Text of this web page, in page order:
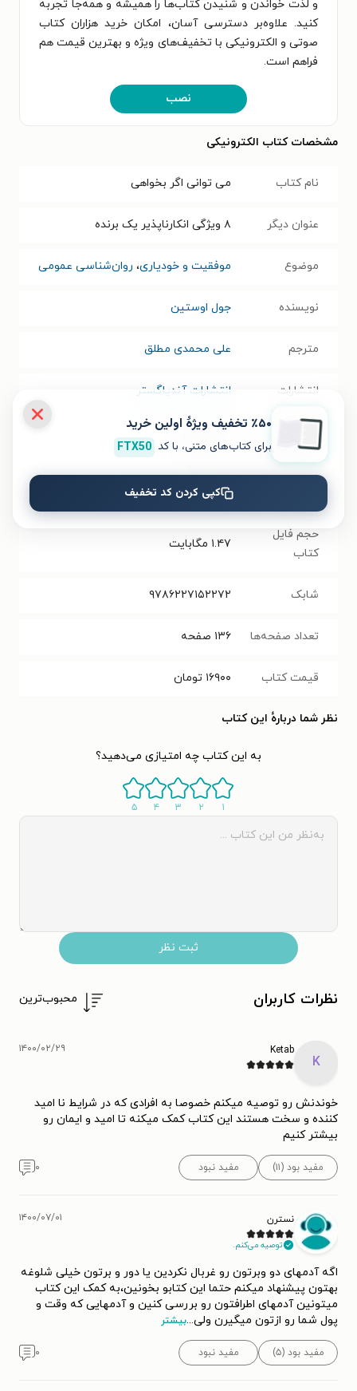
و لذت خواندن و شنیدن کتاب‌ها را همیشه و همه‌جا تجربه
کنید. علاوه‌بر دسترسی آسان، امکان خرید هزاران کتاب
صوتی و الکترونیکی با تخفیف‌های ویژه و بهترین قیمت هم
فراهم است.
نصب
مشخصات کتاب الکترونیکی
نام کتاب می توانی اگر بخواهی
عنوان دیگر ۸ ویژگی انکارناپذیر یک برنده
موضوع موفقیت و خودیاری، روان‌شناسی عمومی
نویسنده جول اوستین
مترجم علی محمدی مطلق
انتشارات انتشارات آندیاگستر
نسخه فیزیکی
۱۳۹۹/۰۴/۰۱
EPUB
حجم فایل
کتاب
۱.۴۷ مگابایت
شابک ۹۷۸۶۲۲۷۱۵۲۲۷۲
تعداد صفحه‌ها ۱۳۶ صفحه
قیمت کتاب ۱۶۹۰۰ تومان
نظر شما دربارهٔ این کتاب
به این کتاب چه امتیازی می‌دهید؟
۱ ۲ ۳ ۴ ۵
ثبت نظر
نظرات کاربران محبوب‌ترین
K
Ketab ۱۴۰۰/۰۲/۲۹
خوندنش رو توصیه میکنم خصوصا به افرادی که در شرایط نا امید
کننده و سخت هستند این کتاب کمک میکنه تا امید و ایمان رو
بیشتر کنیم
مفید بود (۱۱) مفید نبود ۰
نسترن
توصیه می‌کنم.
۱۴۰۰/۰۷/۰۱
اگه آدمهای دو وبرتون رو غربال نکردین یا دور و برتون خیلی شلوغه
بهتون پیشنهاد میکنم حتما این کتابو بخونین،به کمک این کتاب
میتونین آدمهای اطرافتون رو بررسی کنین و آدمهایی که وقت و
پول شما رو ازتون میگیرن ولی...بیشتر
مفید بود (۵) مفید نبود ۰
٪۵۰ تخفیف ویژۀ اولین خرید
برای کتاب‌های متنی، با کد FTX50
کپی کردن کد تخفیف